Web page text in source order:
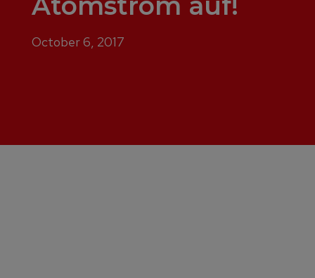
October 6, 2017